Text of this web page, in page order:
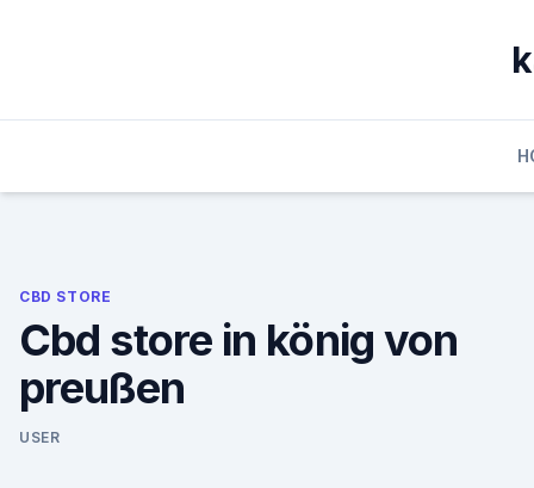
CBD STORE
Cbd store in könig von
preußen
USER